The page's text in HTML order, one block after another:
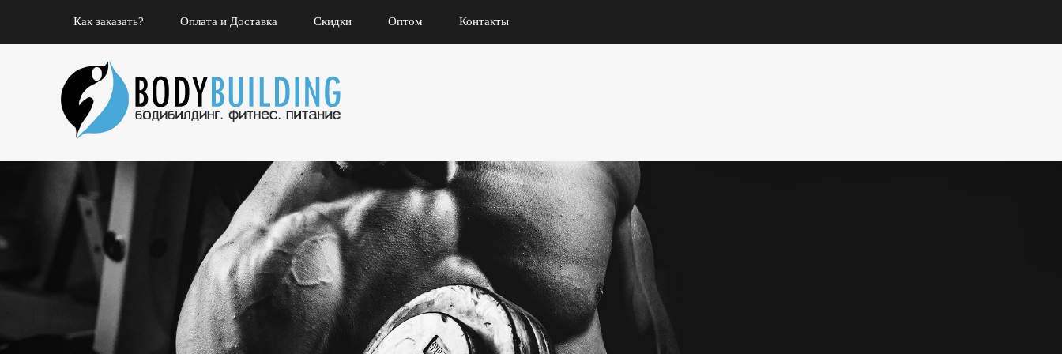
Как заказать? Оплата и Доставка Скидки Оптом Контакты